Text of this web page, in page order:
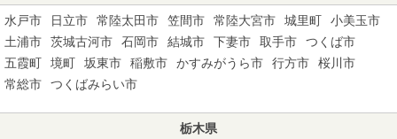
水戸市 日立市 常陸太田市 笠間市 常陸大宮市 城里町
小美玉市
土浦市
茨城古河市 石岡市 結城市 下妻市 取手市
つくば市
五霞町
境町 坂東市 稲敷市 かすみがうら市 行方市
桜川市
常総市
つくばみらい市
栃木県